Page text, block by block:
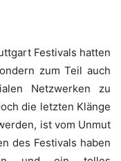
Festivals hatten
zum Teil auch
Netzwerken zu
die letzten Klänge
ist vom Unmut
des Festivals haben